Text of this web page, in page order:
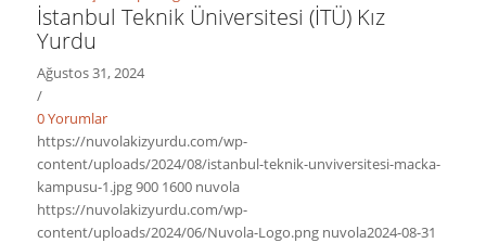
İstanbul Teknik Üniversitesi (İTÜ) Kız
Yurdu
Ağustos 31, 2024
/
0 Yorumlar
https://nuvolakizyurdu.com/wp-
content/uploads/2024/08/istanbul-teknik-unviversitesi-macka-
kampusu-1.jpg900 1600 nuvola
https://nuvolakizyurdu.com/wp-
content/uploads/2024/06/Nuvola-Logo.png nuvola2024-08-31